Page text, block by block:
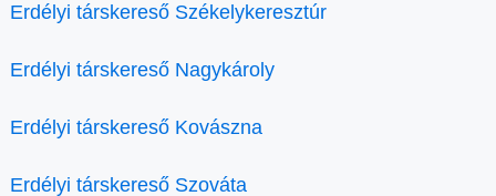
Erdélyi társkereső Székelykeresztúr
Erdélyi társkereső Nagykároly
Erdélyi társkereső Kovászna
Erdélyi társkereső Szováta